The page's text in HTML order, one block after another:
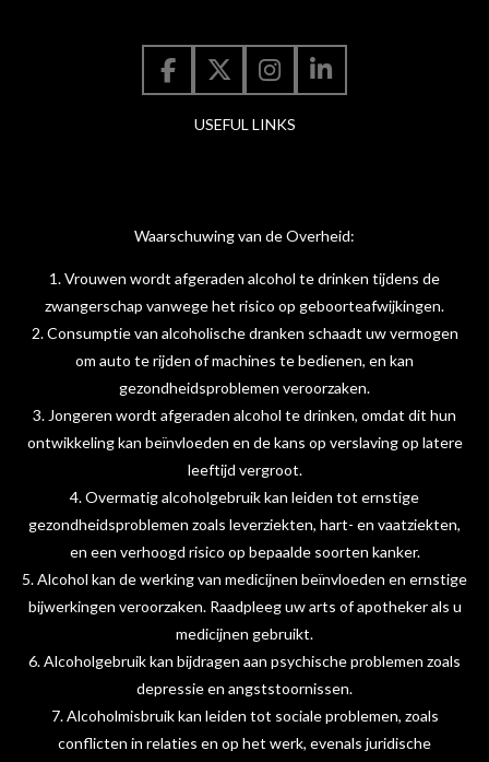
F
a
k
X
I
n
s
a
m
L
i
n
USEFUL LINKS
Waarschuwing van de Overheid:
1. Vrouwen wordt afgeraden alcohol te drinken tijdens de
zwangerschap vanwege het risico op geboorteafwijkingen.
2. Consumptie van alcoholische dranken schaadt uw vermogen
om auto te rijden of machines te bedienen, en kan
gezondheidsproblemen veroorzaken.
3. Jongeren wordt afgeraden alcohol te drinken, omdat dit hun
ontwikkeling kan beïnvloeden en de kans op verslaving op latere
leeftijd vergroot.
4. Overmatig alcoholgebruik kan leiden tot ernstige
gezondheidsproblemen zoals leverziekten, hart- en vaatziekten,
en een verhoogd risico op bepaalde soorten kanker.
5. Alcohol kan de werking van medicijnen beïnvloeden en ernstige
bijwerkingen veroorzaken. Raadpleeg uw arts of apotheker als u
medicijnen gebruikt.
6. Alcoholgebruik kan bijdragen aan psychische problemen zoals
depressie en angststoornissen.
7. Alcoholmisbruik kan leiden tot sociale problemen, zoals
conflicten in relaties en op het werk, evenals juridische